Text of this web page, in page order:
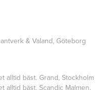
& Valand, Göteborg
alltid bäst. Grand, Stockholm
alltid bäst. Scandic Malmen,